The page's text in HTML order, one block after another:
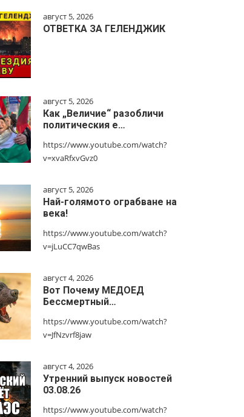
август 5, 2026
ОТВЕТКА ЗА ГЕЛЕНДЖИК
август 5, 2026
Как „Величие“ разобличи
политическия е…
https://www.youtube.com/watch?
v=xvaRfxvGvz0
август 5, 2026
Най-голямото ограбване на
века!
https://www.youtube.com/watch?
v=jLuCC7qwBas
август 4, 2026
Вот Почему МЕДОЕД
Бессмертный…
https://www.youtube.com/watch?
v=JfNzvrf8jaw
август 4, 2026
Утренний выпуск новостей
03.08.26
https://www.youtube.com/watch?